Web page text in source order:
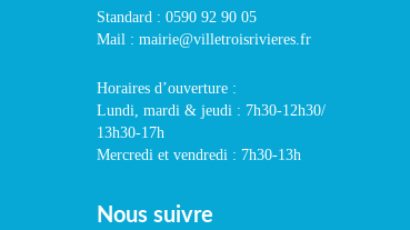
Standard : 0590 92 90 05
Mail : mairie@villetroisrivieres.fr
Horaires d’ouverture :
Lundi, mardi & jeudi : 7h30-12h30/
13h30-17h
Mercredi et vendredi : 7h30-13h
Nous suivre